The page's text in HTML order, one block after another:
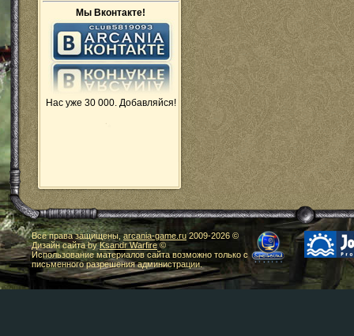
Мы Вконтакте!
Нас уже 30 000. Добавляйся!
Все права защищены,arcania-game.ru2009-2026 ©
Дизайн сайта byKsandr Warfire©
Использование материалов сайта возможно только с
письменного разрешения администрации.